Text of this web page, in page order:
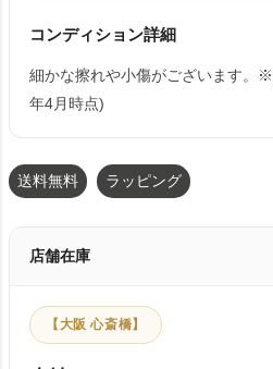
コンディション詳細
細かな擦れや小傷がございます。
年4月時点)
送料無料 ラッピング
店舗在庫
【大阪 心斎橋】